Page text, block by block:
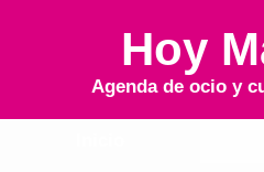
Hoy
Agenda de ocio y